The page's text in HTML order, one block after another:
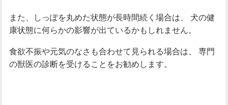
また、しっぽを丸めた状態が長時間続く場合は、
犬の健
康状態に何らかの影響が出ているかもしれません。
食欲不振や元気のなさも合わせて見られる場合は、
専門
の獣医の診断を受けることをお勧めします。